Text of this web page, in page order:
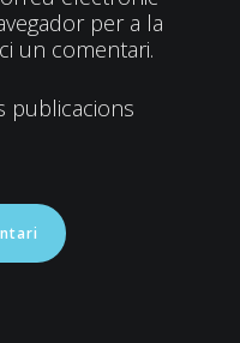
per a la
un comentari.
publicacions